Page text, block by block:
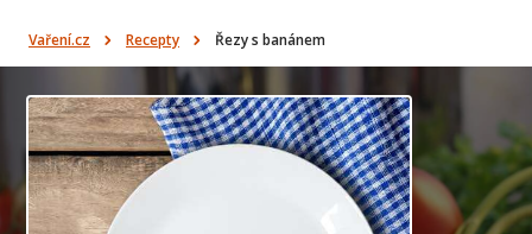
Vaření.cz Recepty Řezy s banánem